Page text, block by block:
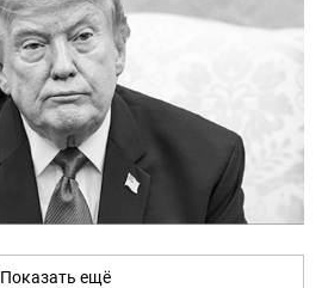
Показать ещё